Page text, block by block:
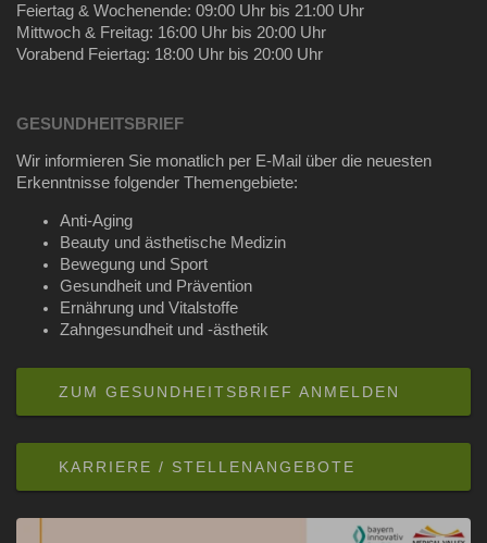
Feiertag & Wochenende: 09:00 Uhr bis 21:00 Uhr
Mittwoch & Freitag: 16:00 Uhr bis 20:00 Uhr
Vorabend Feiertag: 18:00 Uhr bis 20:00 Uhr
GESUNDHEITSBRIEF
Wir informieren Sie monatlich per E-Mail über die neuesten
Erkenntnisse folgender Themengebiete:
Anti-Aging
Beauty und ästhetische Medizin
Bewegung und Sport
Gesundheit und Prävention
Ernährung und Vitalstoffe
Zahngesundheit und -ästhetik
ZUM GESUNDHEITSBRIEF ANMELDEN
KARRIERE / STELLENANGEBOTE